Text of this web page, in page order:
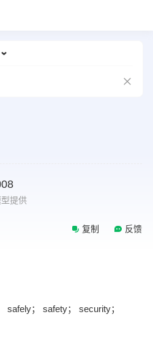
提供
复制 反馈
safely； safety； security；